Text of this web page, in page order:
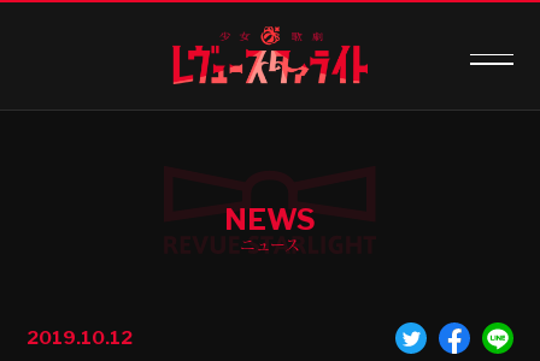
NEWS
ニュース
2019.10.12